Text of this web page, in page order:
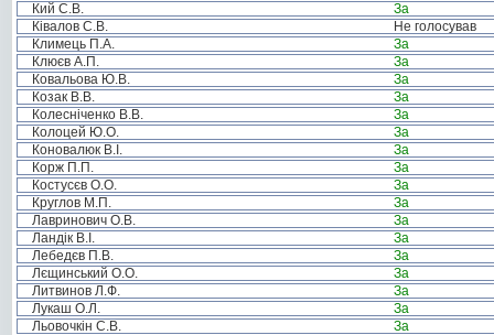
Кий С.В.
За
Ківалов С.В.
Не голосував
Климець П.А.
За
Клюєв А.П.
За
Ковальова Ю.В.
За
Козак В.В.
За
Колесніченко В.В.
За
Колоцей Ю.О.
За
Коновалюк В.І.
За
Корж П.П.
За
Костусєв О.О.
За
Круглов М.П.
За
Лавринович О.В.
За
Ландік В.І.
За
Лебедєв П.В.
За
Лєщинський О.О.
За
Литвинов Л.Ф.
За
Лукаш О.Л.
За
Льовочкін С.В.
За